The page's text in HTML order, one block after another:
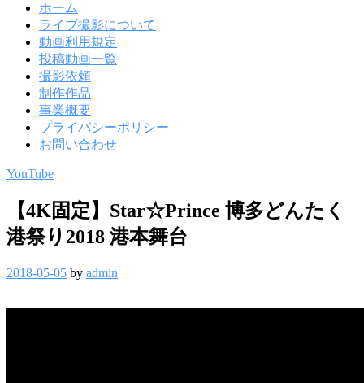
ホーム
ライブ撮影について
動画利用規定
投稿動画一覧
撮影依頼
制作作品
事業概要
プライバシーポリシー
お問い合わせ
YouTube
【4K固定】Star☆Prince 博多どんたく
港祭り2018 港本舞台
2018-05-05 by admin